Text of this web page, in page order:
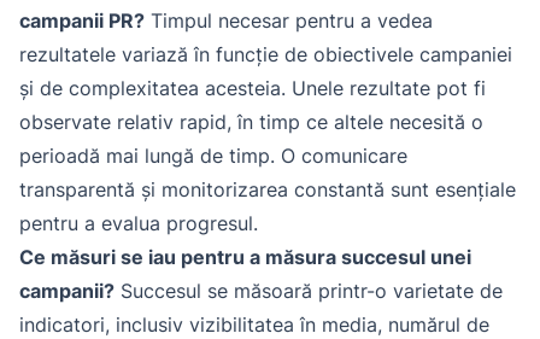
campanii PR? Timpul necesar pentru a vedea
rezultatele variază în funcție de obiectivele campaniei
și de complexitatea acesteia. Unele rezultate pot fi
observate relativ rapid, în timp ce altele necesită o
perioadă mai lungă de timp. O comunicare
transparentă și monitorizarea constantă sunt esențiale
pentru a evalua progresul.
Ce măsuri se iau pentru a măsura succesul unei
campanii? Succesul se măsoară printr-o varietate de
indicatori, inclusiv vizibilitatea în media, numărul de